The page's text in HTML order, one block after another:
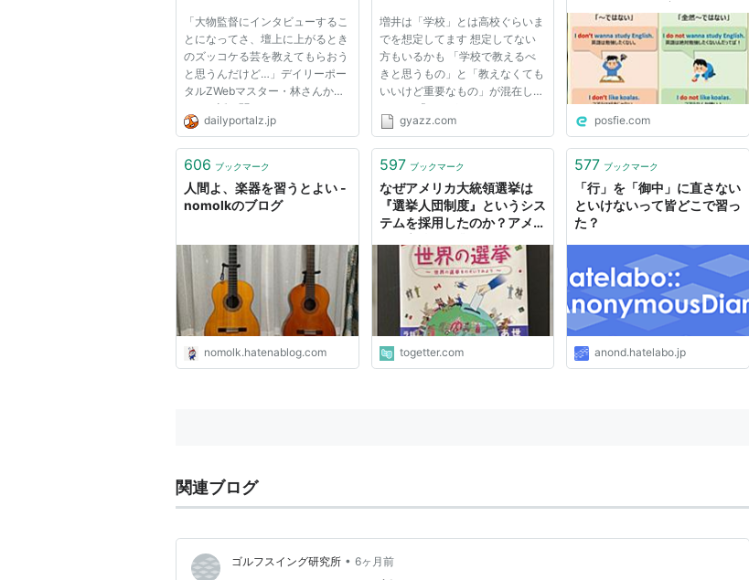
「大物監督にインタビューするこ
とになってさ、壇上に上がるとき
のズッコケる芸を教えてもらおう
と思うんだけど…」デイリーポー
タルZWebマスター・林さんから
そんな話を聞いた。 えー？やっ
てくれるんですかねー、と笑って
る？」へい、へい、「インタビュ
が...
dailyportalz.jp
増井は「学校」とは高校ぐらいま
でを想定してます 想定してない
方もいるかも 「学校で教えるべ
きと思うもの」と「教えなくても
いいけど重要なもの」が混在して
るかも 「@」がついてるのは
twitterでいただいた意見で、増井
はありません。 ついてないもの
は増井の意見です。 -----------
---...
gyazz.com
は結構ニュアンスが違うんだ
って！教科書には載ってない
から要注意だね！don't「～
ではない」do not「全然～
ではない」
posfie.com
606 ブックマーク
人間よ、楽器を習うとよい -
nomolkのブログ
nomolk.hatenablog.com
597 ブックマーク
なぜアメリカ大統領選挙は
『選挙人団制度』というシス
テムを採用したのか？アメリ
togetter.com
577 ブックマーク
「行」を「御中」に直さない
といけないって皆どこで習っ
た？
anond.hatelabo.jp
関連ブログ
ゴルフスイング研究所 • 6ヶ月前